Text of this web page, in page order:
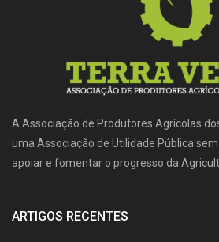
A Associação de Produtores Agrícolas
uma Associação de Utilidade Pública
apoiar e fomentar o progresso da
ARTIGOS RECENTES